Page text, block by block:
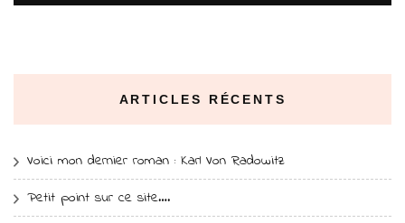
ARTICLES RÉCENTS
Voici mon dernier roman : Karl Von Radowitz
Petit point sur ce site….